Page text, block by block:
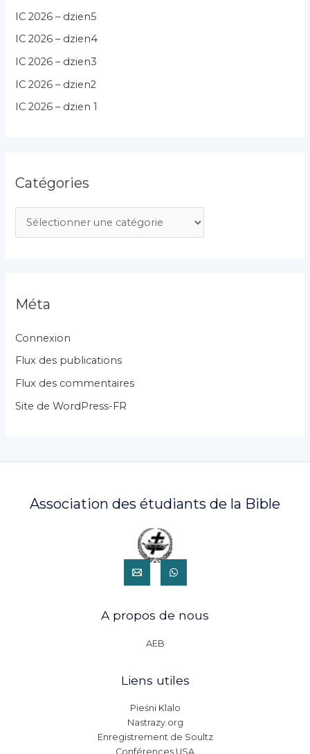
IC 2026 – dzien5
IC 2026 – dzien4
IC 2026 – dzien3
IC 2026 – dzien2
IC 2026 – dzien 1
Catégories
a
g
r
i
e
Méta
Connexion
Flux des publications
Flux des commentaires
Site de WordPress-FR
Association des étudiants de la Bible
A propos de nous
AEB
Liens utiles
Pieśni Klalo
Nastrazy.org
Enregistrement de Soultz
Conférences USA